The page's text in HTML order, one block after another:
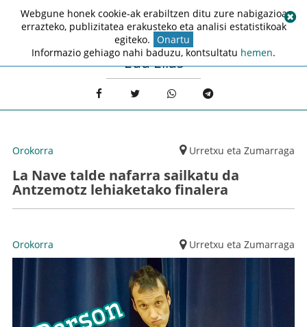
Edu Elias
Orokorra Urretxu eta Zumarraga
La Nave talde nafarra sailkatu da
Antzemotz lehiaketako finalera
Orokorra Urretxu eta Zumarraga
Webgune honek cookie-ak erabiltzen ditu zure nabigazioa
errazteko, publizitatea erakusteko eta analisi estatistikoak
egiteko. Onartu
Informazio gehiago nahi baduzu, kontsultatu hemen.